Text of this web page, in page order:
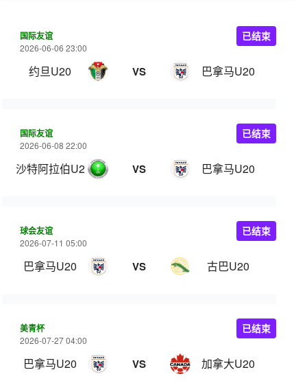
国际友谊
2026-06-06 23:00
约旦U20 VS 巴拿马U20
已结束
国际友谊
2026-06-08 22:00
沙特阿拉伯U20 VS 巴拿马U20
已结束
球会友谊
2026-07-11 05:00
巴拿马U20 VS 古巴U20
已结束
美青杯
2026-07-27 04:00
巴拿马U20 VS 加拿大U20
已结束